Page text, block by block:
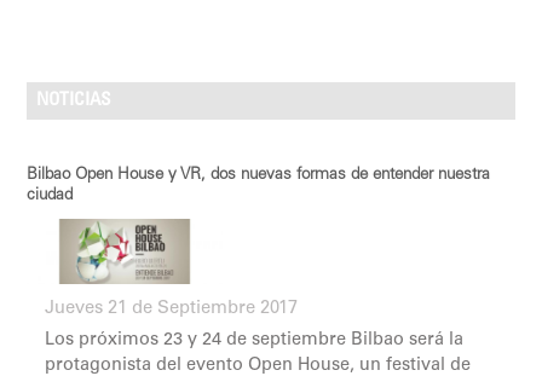
NOTICIAS
Bilbao Open House y VR, dos nuevas formas de entender nuestra
ciudad
Jueves 21 de Septiembre 2017
Los próximos 23 y 24 de septiembre Bilbao será la
protagonista del evento Open House, un festival de